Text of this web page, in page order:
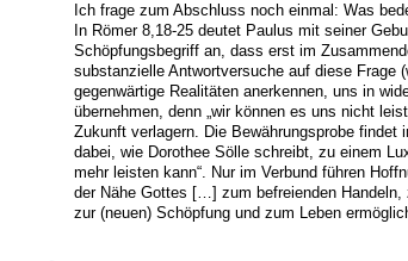
Ich frage zum Abschluss noch einmal: Was
In Römer 8,18-25 deutet Paulus mit seiner
Schöpfungsbegriff an, dass erst im
substanzielle Antwortversuche auf diese Frage
gegenwärtige Realitäten anerkennen, uns in
übernehmen, denn „wir können es uns nicht
Zukunft verlagern. Die Bewährungsprobe
dabei, wie Dorothee Sölle schreibt, zu einem
mehr leisten kann“. Nur im Verbund führen
der Nähe Gottes […] zum befreienden Handeln,
zur (neuen) Schöpfung und zum Leben